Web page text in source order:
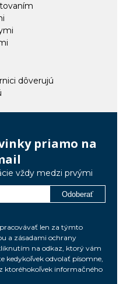
dôverujú
priamo na
vždy medzi prvými
Odoberať
len za týmto
a zásadami ochrany
na odkaz, ktorý vám
kedykoľvek odvolať písomne,
ktoréhokoľvek informačného